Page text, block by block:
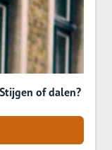
of dalen?